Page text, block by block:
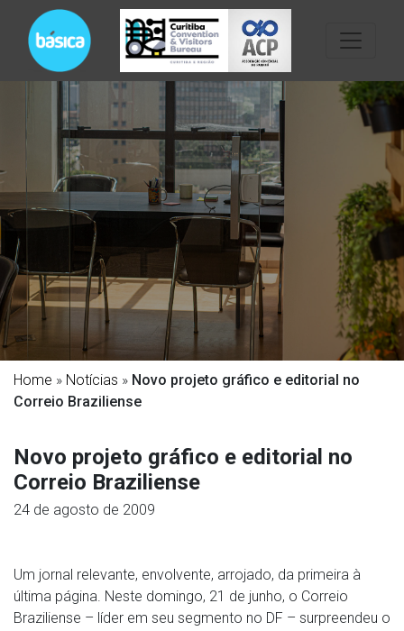
Home » Notícias » Novo projeto gráfico e editorial no
Correio Braziliense
Novo projeto gráfico e editorial no
Correio Braziliense
24 de agosto de 2009
Um jornal relevante, envolvente, arrojado, da primeira à
última página. Neste domingo, 21 de junho, o Correio
Braziliense – líder em seu segmento no DF – surpreendeu o